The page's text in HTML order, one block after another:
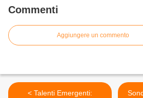
Commenti
Aggiungere un commento
< Talenti Emergenti: